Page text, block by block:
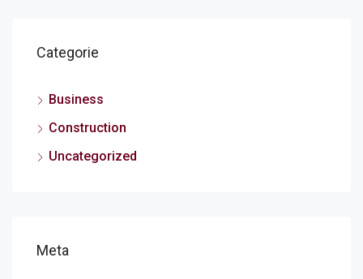
Categorie
Business
Construction
Uncategorized
Meta